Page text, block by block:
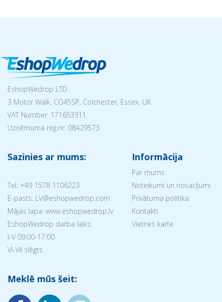
EshopWedrop LTD
3 Motor Walk, CO45SP, Colchester, Essex, UK
VAT Number: 171653311
Uzņēmuma reģ.nr: 08429573
Sazinies ar mums:
Tel: +49 1578 1106223
E-pasts: LV@eshopwedrop.com
Mājas lapa: www.eshopwedrop.lv
EshopWedrop darba laiks:
I-V 09:00-17:00
VI-VII slēgts
Informācija
Par mums
Noteikumi un nosacījumi
Privātuma politika
Kontakti
Vietnes karte
Meklē mūs šeit: